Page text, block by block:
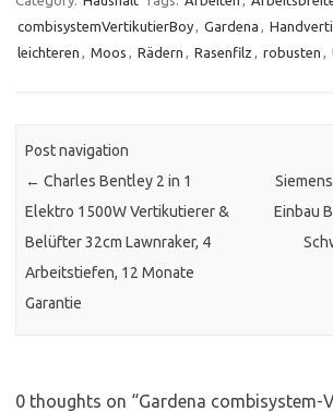
combisystemVertikutierBoy, Gardena ,
leichteren , Moos , Rädern , Rasenfilz , robusten ,
Post navigation
← Charles Bentley 2 in 1
Elektro 1500W Vertikutierer &
Belüfter 32cm Lawnraker, 4
Arbeitstiefen, 12 Monate
Garantie
Einbau
0 thoughts on “Gardena combisystem-